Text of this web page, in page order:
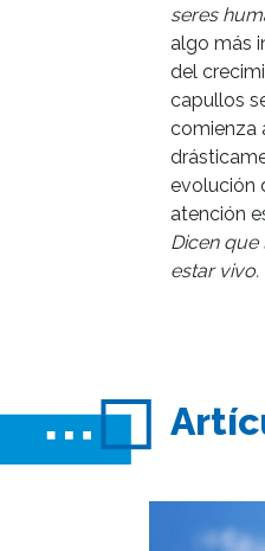
seres
algo más
del
capullos
comienza
evolución
atención
Dicen
estar vivo.